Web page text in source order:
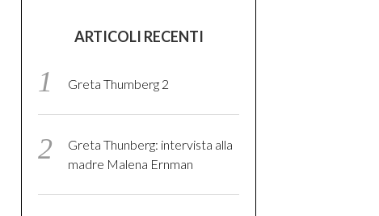
ARTICOLI RECENTI
Greta Thumberg 2
Greta Thunberg: intervista alla
madre Malena Ernman